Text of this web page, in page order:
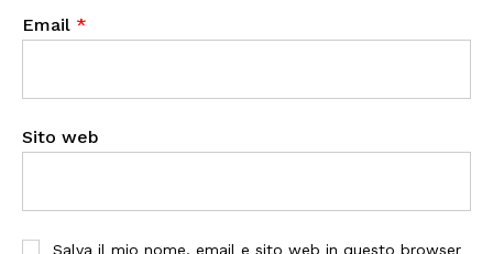
Email *
Sito web
Salva il mio nome, email e sito web in questo browser